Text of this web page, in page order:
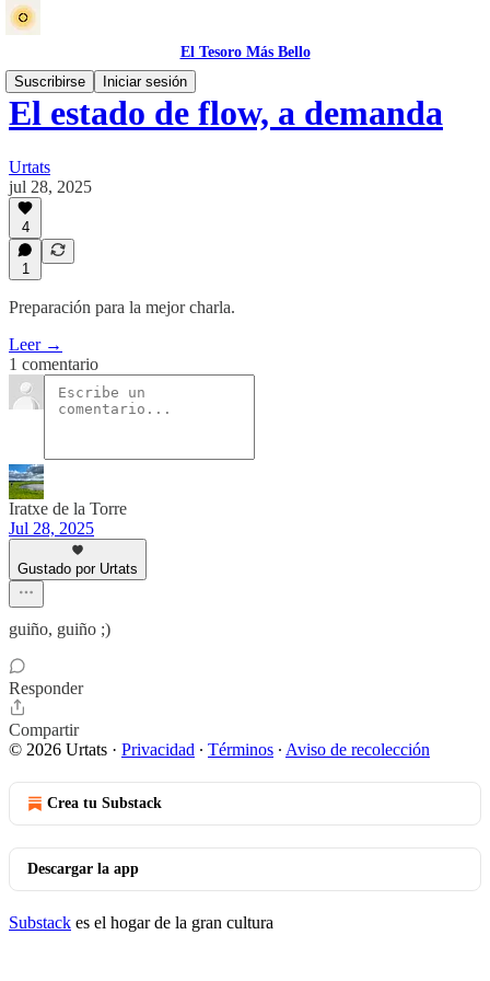
El Tesoro Más Bello
Suscribirse
Iniciar sesión
El estado de flow, a demanda
Urtats
jul 28, 2025
4
1
Preparación para la mejor charla.
Leer →
1 comentario
Iratxe de la Torre
Jul 28, 2025
Gustado por Urtats
guiño, guiño ;)
Responder
Compartir
© 2026 Urtats · Privacidad ∙ Términos ∙ Aviso de recolección
Crea tu Substack
Descargar la app
Substack es el hogar de la gran cultura